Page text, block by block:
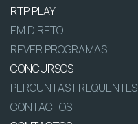
RTP PLAY
EM DIRETO
REVER PROGRAMAS
CONCURSOS
PERGUNTAS FREQUENTES
CONTACTOS